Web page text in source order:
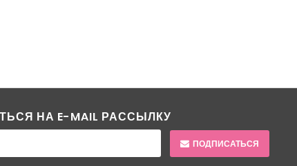
НА E-MAIL РАССЫЛКУ
ПОДПИСАТЬСЯ